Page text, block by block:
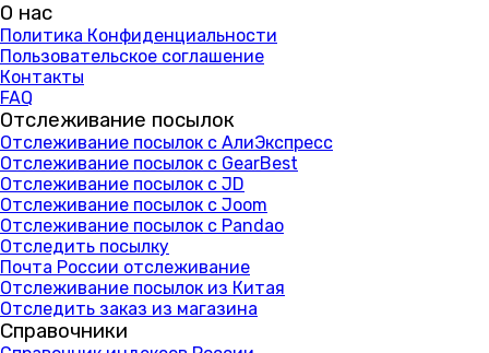
О нас
Политика Конфиденциальности
Пользовательское соглашение
Контакты
FAQ
Отслеживание посылок
Отслеживание посылок с АлиЭкспресс
Отслеживание посылок с GearBest
Отслеживание посылок с JD
Отслеживание посылок с Joom
Отслеживание посылок с Pandao
Отследить посылку
Почта России отслеживание
Отслеживание посылок из Китая
Отследить заказ из магазина
Справочники